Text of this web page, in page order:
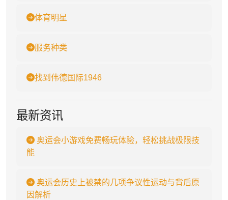
体育明星
服务种类
找到伟德国际1946
最新资讯
奥运会小游戏免费畅玩体验，轻松挑战极限技
能
奥运会历史上被禁的几项争议性运动与背后原
因解析